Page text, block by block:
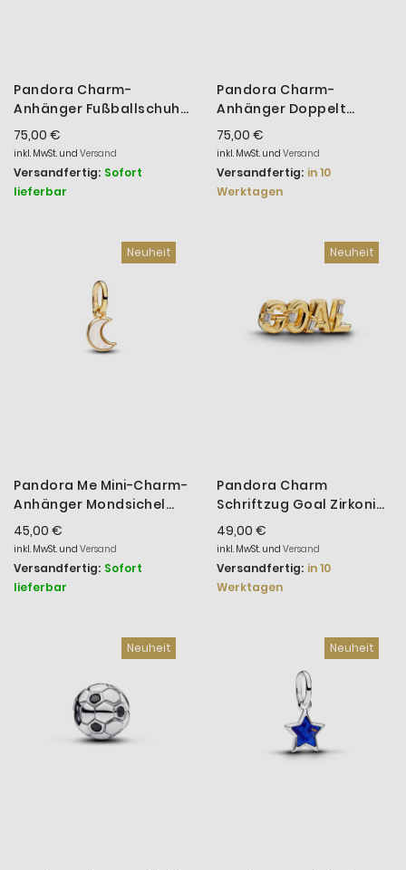
Pandora Charm-
Anhänger Fußballschuh
Silber 14K Vergoldet
764712C00
75,00 €
inkl. MwSt. und Versand
Versandfertig: Sofort
lieferbar
Pandora Charm-
Anhänger Doppelt
Trophäe 14 Karat
Vergoldet 764715C01
75,00 €
inkl. MwSt. und Versand
Versandfertig: in 10
Werktagen
Neuheit
Pandora Me Mini-Charm-
Anhänger Mondsichel
Weiß 14K Vergoldet
764614C01
45,00 €
inkl. MwSt. und Versand
Versandfertig: Sofort
lieferbar
Neuheit
Pandora Charm
Schriftzug Goal Zirkonia
14 Karat Vergoldet
764709C01
49,00 €
inkl. MwSt. und Versand
Versandfertig: in 10
Werktagen
Neuheit Neuheit